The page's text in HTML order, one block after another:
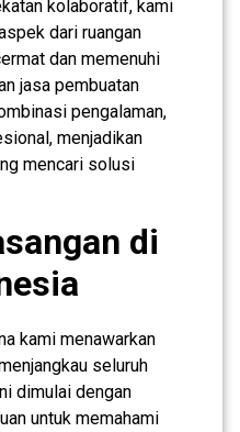
kolaboratif, kami
dari ruangan
dan memenuhi
jasa pembuatan
pengalaman,
menjadikan
mencari solusi
di
kami menawarkan
seluruh
dimulai dengan
untuk memahami